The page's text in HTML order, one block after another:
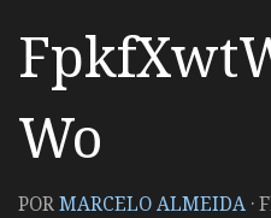
Wo
PORMARCELO ALMEIDA ·